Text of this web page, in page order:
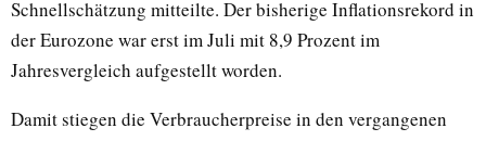
Schnellschätzung mitteilte. Der bisherige Inflationsrekord in
der Eurozone war erst im Juli mit 8,9 Prozent im
Jahresvergleich aufgestellt worden.
Damit stiegen die Verbraucherpreise in den vergangenen